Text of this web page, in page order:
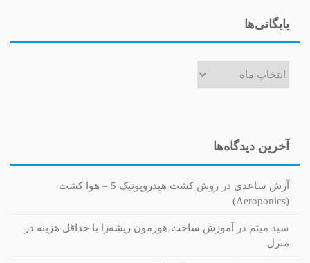
بایگانی‌ها
آخرین دیدگاه‌ها
آرش ساعدی در
روش کشت هیدروپونیک 5 – هوا کشت
(Aeroponics)
سید میثم در
آموزش ساخت هورمون ریشه‌زا با حداقل هزینه در
منزل